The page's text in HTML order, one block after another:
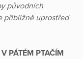
původních
přibližně uprostřed
PÁTÉM PTAČÍM